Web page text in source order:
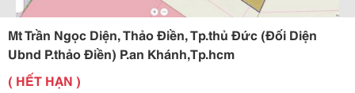
Mt Trần Ngọc Diện, Thảo Điền, Tp.thủ Đức (Đối Diện
Ubnd P.thảo Điền) P.an Khánh,Tp.hcm
( HẾT HẠN )